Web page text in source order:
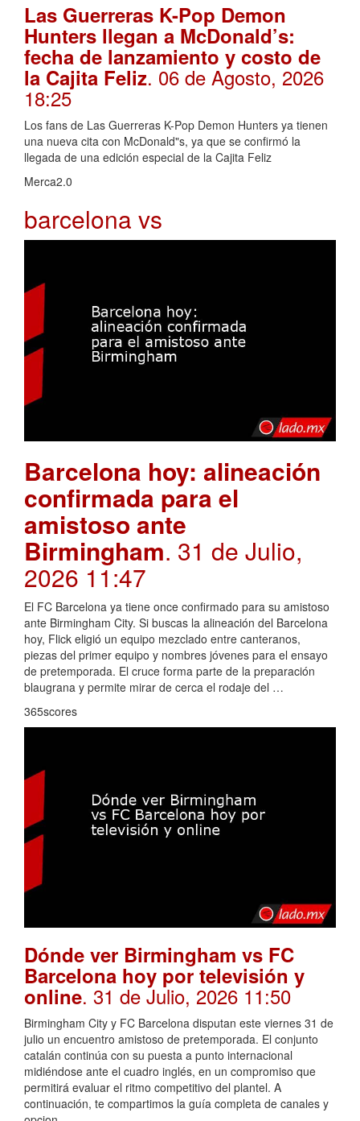
Las Guerreras K-Pop Demon
Hunters llegan a McDonald’s:
fecha de lanzamiento y costo de
la Cajita Feliz. 06 de Agosto, 2026
18:25
Los fans de Las Guerreras K-Pop Demon Hunters ya tienen
una nueva cita con McDonald"s, ya que se confirmó la
llegada de una edición especial de la Cajita Feliz
Merca2.0
barcelona vs
Barcelona hoy: alineación
confirmada para el
amistoso ante
Birmingham. 31 de Julio,
2026 11:47
El FC Barcelona ya tiene once confirmado para su amistoso
ante Birmingham City. Si buscas la alineación del Barcelona
hoy, Flick eligió un equipo mezclado entre canteranos,
piezas del primer equipo y nombres jóvenes para el ensayo
de pretemporada. El cruce forma parte de la preparación
blaugrana y permite mirar de cerca el rodaje del …
365scores
Dónde ver Birmingham vs FC
Barcelona hoy por televisión y
online. 31 de Julio, 2026 11:50
Birmingham City y FC Barcelona disputan este viernes 31 de
julio un encuentro amistoso de pretemporada. El conjunto
catalán continúa con su puesta a punto internacional
midiéndose ante el cuadro inglés, en un compromiso que
permitirá evaluar el ritmo competitivo del plantel. A
continuación, te compartimos la guía completa de canales y